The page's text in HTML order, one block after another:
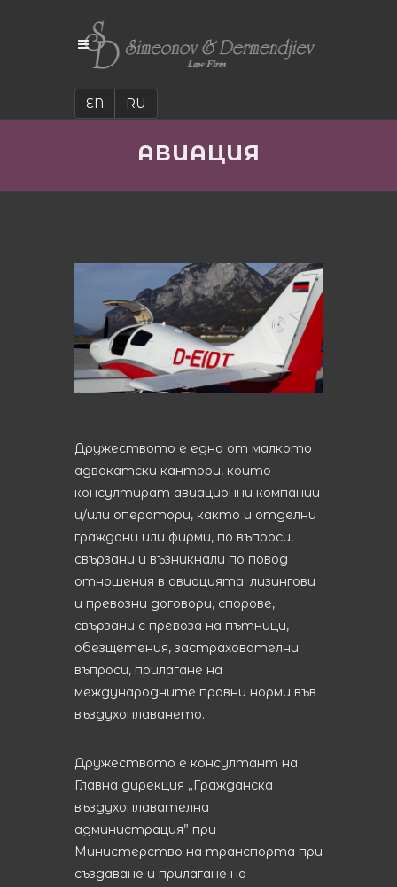
EN RU
АВИАЦИЯ
Дружеството е една от малкото
aдвокатски кантори, които
консултират авиационни компании
и/или оператори, както и отделни
граждани или фирми, по въпроси,
свързани и възникнали по повод
отношения в авиацията: лизингови
и превозни договори, спорове,
свързани с превоза на пътници,
обезщетения, застрахователни
въпроси, прилагане на
международните правни норми във
въздухоплаването.
Дружеството е консултант на
Главна дирекция „Гражданска
въздухоплавателна
администрация” при
Министерство на транспорта при
създаване и прилагане на